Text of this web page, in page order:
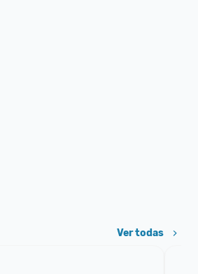
Ver todas